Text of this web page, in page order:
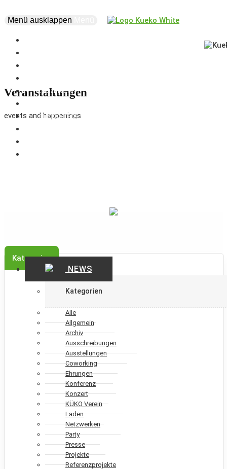
Menü ausklappen
creatives
supporters
Veranstaltungen
events and happenings
Kategorien
NEWS
Kategorien
Alle
Allgemein
Archiv
Ausschreibungen
Ausstellungen
Coworking
Ehrungen
Konferenz
Konzert
KÜKO Verein
Laden
Netzwerken
Party
Presse
Projekte
Referenzprojekte